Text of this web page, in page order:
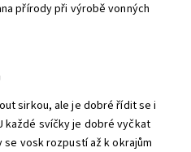
přírody při výrobě vonných
sirkou, ale je dobré řídit se i
každé svíčky je dobré vyčkat
vosk rozpustí až k okrajům